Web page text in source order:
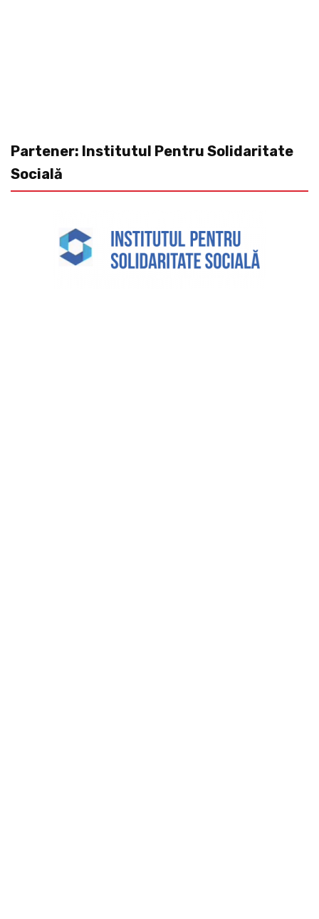
Partener: Institutul Pentru Solidaritate
Socială